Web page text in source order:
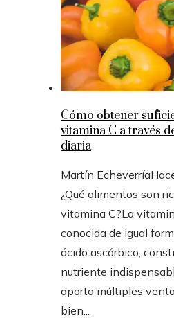
Cómo obtener
vitamina C a través
diaria
Martín Echeverría
¿Qué alimentos son
vitamina C?La
conocida de igual
ácido ascórbico,
nutriente
aporta múltiples
bien...